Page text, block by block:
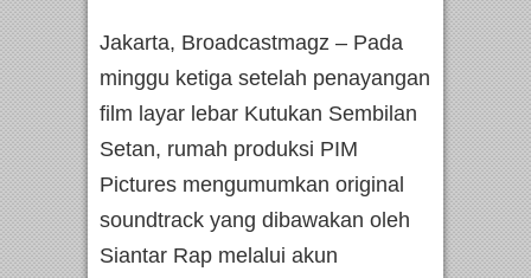
Jakarta, Broadcastmagz – Pada
minggu ketiga setelah penayangan
film layar lebar Kutukan Sembilan
Setan, rumah produksi PIM
Pictures mengumumkan original
soundtrack yang dibawakan oleh
Siantar Rap melalui akun